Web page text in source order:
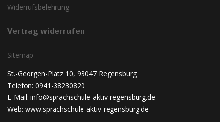
Widerrufsbelehrung
Vertrag widerrufen
Sitemap
St.-Georgen-Platz 10, 93047 Regensburg
Telefon: 0941-38230820
E-Mail: info@sprachschule-aktiv-regensburg.de
Web: www.sprachschule-aktiv-regensburg.de